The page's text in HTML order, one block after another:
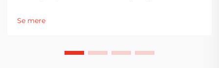
essentielle komponenter i fastgørelsessystemer er
Se mere